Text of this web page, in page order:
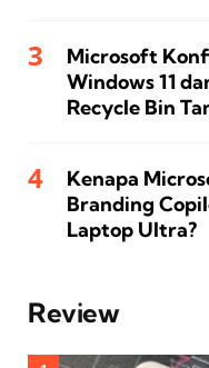
Microsoft
Windows 11
Recycle Bin
Kenapa
Branding
Laptop Ultra?
Review